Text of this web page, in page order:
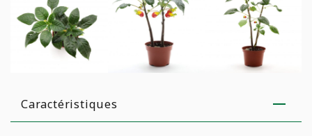
Caractéristiques